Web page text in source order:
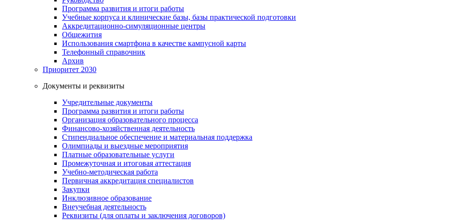
Программа развития и итоги работы
Учебные корпуса и клинические базы, базы практической подготовки
Аккредитационно-симуляционные центры
Общежития
Использования смартфона в качестве кампусной карты
Телефонный справочник
Архив
Приоритет 2030
Документы и реквизиты
Учредительные документы
Программа развития и итоги работы
Организация образовательного процесса
Финансово-хозяйственная деятельность
Стипендиальное обеспечение и материальная поддержка
Олимпиады и выездные мероприятия
Платные образовательные услуги
Промежуточная и итоговая аттестация
Учебно-методическая работа
Первичная аккредитация специалистов
Закупки
Инклюзивное образование
Внеучебная деятельность
Реквизиты (для оплаты и заключения договоров)